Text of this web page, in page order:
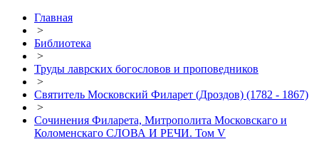
Главная
>
Библиотека
>
Труды лаврских богословов и проповедников
>
Святитель Московский Филарет (Дроздов) (1782 - 1867)
>
Сочинения Филарета, Митрополита Московскаго и
Коломенскаго СЛОВА И РЕЧИ. Том V